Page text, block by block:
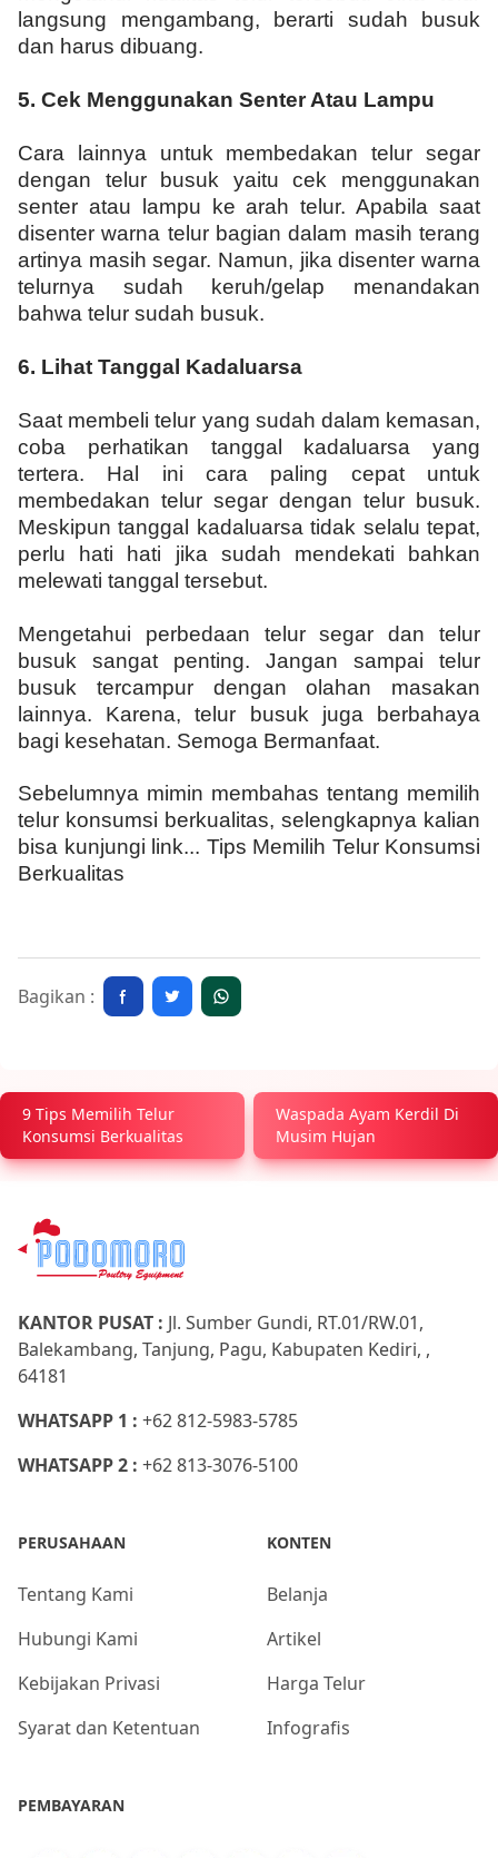
langsung mengambang, berarti sudah busuk
dan harus dibuang.
5. Cek Menggunakan Senter Atau Lampu
Cara lainnya untuk membedakan telur segar
dengan telur busuk yaitu cek menggunakan
senter atau lampu ke arah telur. Apabila saat
disenter warna telur bagian dalam masih terang
artinya masih segar. Namun, jika disenter warna
telurnya sudah keruh/gelap menandakan
bahwa telur sudah busuk.
6. Lihat Tanggal Kadaluarsa
Saat membeli telur yang sudah dalam kemasan,
coba perhatikan tanggal kadaluarsa yang
tertera. Hal ini cara paling cepat untuk
membedakan telur segar dengan telur busuk.
Meskipun tanggal kadaluarsa tidak selalu tepat,
perlu hati hati jika sudah mendekati bahkan
melewati tanggal tersebut.
Mengetahui perbedaan telur segar dan telur
busuk sangat penting. Jangan sampai telur
busuk tercampur dengan olahan masakan
lainnya. Karena, telur busuk juga berbahaya
bagi kesehatan. Semoga Bermanfaat.
Sebelumnya mimin membahas tentang memilih
telur konsumsi berkualitas, selengkapnya kalian
bisa kunjungi link... Tips Memilih Telur Konsumsi
Berkualitas
Bagikan :
9 Tips Memilih Telur
Konsumsi Berkualitas
Waspada Ayam Kerdil Di
Musim Hujan
KANTOR PUSAT : Jl. Sumber Gundi, RT.01/RW.01,
Balekambang, Tanjung, Pagu, Kabupaten Kediri, ,
64181
WHATSAPP 1 : +62 812-5983-5785
WHATSAPP 2 : +62 813-3076-5100
PERUSAHAAN
Tentang Kami
Hubungi Kami
Kebijakan Privasi
Syarat dan Ketentuan
KONTEN
Belanja
Artikel
Harga Telur
Infografis
PEMBAYARAN